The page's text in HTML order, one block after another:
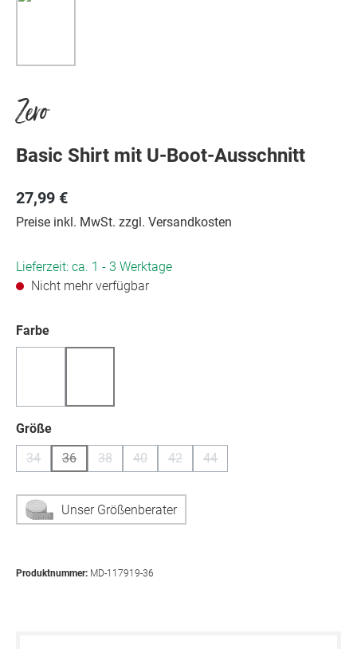
Zero
Basic Shirt mit U-Boot-Ausschnitt
27,99 €
Preise inkl. MwSt. zzgl. Versandkosten
Lieferzeit: ca. 1 - 3 Werktage
Nicht mehr verfügbar
Farbeauswählen
Größeauswählen
34
(Diese Option ist zurzeit nicht verfügbar.)
36
(Diese Option ist zurzeit nicht verfügbar.)
38 40 42 44
Unser Größenberater
Produktnummer: MD-117919-36